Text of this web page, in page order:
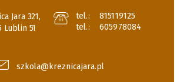
Jara 321,
Lublin 51
tel.:
815119125
tel.:
605978084
szkola@kreznicajara.pl